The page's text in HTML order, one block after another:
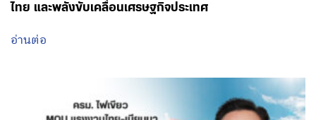
ไทย และพลังขับเคลื่อนเศรษฐกิจประเทศ
อ่านต่อ